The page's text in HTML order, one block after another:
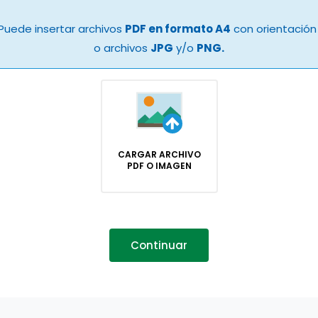
insertar archivos PDF en formato A4 con
o archivos JPG y/o PNG.
CARGAR ARCHIVO
PDF O IMAGEN
Continuar